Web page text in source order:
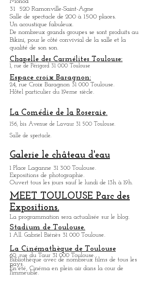
Salle de Concert le BIKINI
Parc technologique du Canal, Rue Théodore
Monod
31 520 Ramonville-Saint-Agne
Salle de spectacle de 200 à 1500 places.
Un acoustique fabuleux.
De nombreux grands groupes se sont produits au
Bikini, pour le côté convivial de la salle et la
Chapelle des Carmélites Toulouse:
1, rue de Périgord 31 000 Toulouse
24, rue Croix Baragnon 31 000 Toulouse.
Hôtel particulier du 19eme siècle.
La Comédie de la Roseraie.
Salle de spectacle.
Galerie le château d'eau
1 Place Laganne 31 300 Toulouse.
Expositions de photographie.
Ouvert tous les jours sauf le lundi de 13h à 19h.
MEET TOULOUSE Parc des
Expositions.
Stadium de Toulouse.
1 All. Gabriel Biénès 31 000 Toulouse.
La Cinémathèque de Toulouse